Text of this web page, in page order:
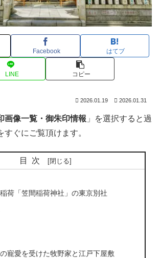
Facebook はてブ
LINE コピー
2026.01.19 2026.01.31
画像一覧・御朱印情報 」を選択すると過
ぐにご覧頂けます。
目次
荷「笠間稲荷神社」の東京別社
寵愛を受けた牧野家と江戸下屋敷